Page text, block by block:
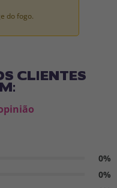
do fogo.
CLIENTES
0%
0%